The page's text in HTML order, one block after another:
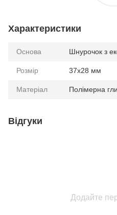
Характеристики
Основа Шнурочок з
Розмір 37х28 мм
Матеріал Полімерна
Відгуки
Додайте